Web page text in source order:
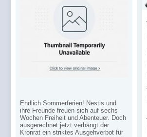
Endlich Sommerferien! Nestis und
ihre Freunde freuen sich auf sechs
Wochen Freiheit und Abenteuer. Doch
ausgerechnet jetzt verhängt der
Kronrat ein striktes Ausgehverbot für